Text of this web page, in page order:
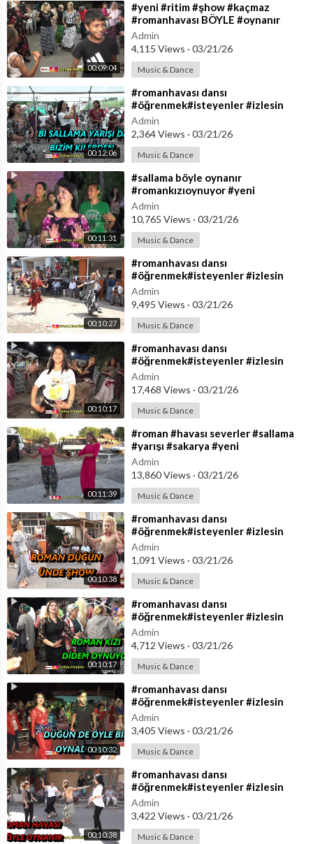
00:09:04
⁣#yeni #ritim #şhow #kaçmaz
#romanhavası BÖYLE #oynanır
#romandüğünleri #2022
#toprakprodüksiyon
Admin
4,115 Views · 03/21/26
Music & Dance
00:12:06
⁣#romanhavası dansı
#öğrenmek#isteyenler #izlesin
#yeni #romandüğünleri #ritimşhow
#toprakprodüksiyon
Admin
2,364 Views · 03/21/26
Music & Dance
00:11:31
⁣#sallama böyle oynanır
#romankızıoynuyor #yeni
#romandüğünleri2022 #ritimyarışı
#toprakprodüksiyon
Admin
10,765 Views · 03/21/26
Music & Dance
00:10:27
⁣#romanhavası dansı
#öğrenmek#isteyenler #izlesin
#yeni #romandüğünleri #ritimşhow
#toprakprodüksiyon
Admin
9,495 Views · 03/21/26
Music & Dance
00:10:17
⁣#romanhavası dansı
#öğrenmek#isteyenler #izlesin
#yeni #romandüğünleri #ritimşhow
#toprakprodüksiyon
Admin
17,468 Views · 03/21/26
Music & Dance
00:11:39
⁣#roman #havası severler #sallama
#yarışı #sakarya #yeni
#romandüğünleri toprak
prodüksiyon
Admin
13,860 Views · 03/21/26
Music & Dance
00:10:38
⁣#romanhavası dansı
#öğrenmek#isteyenler #izlesin
#yeni #romandüğünleri #ritimşhow
#toprakprodüksiyon
Admin
1,091 Views · 03/21/26
Music & Dance
00:10:17
⁣#romanhavası dansı
#öğrenmek#isteyenler #izlesin
#yeni #romandüğünleri #ritimşhow
#toprakprodüksiyon
Admin
4,712 Views · 03/21/26
Music & Dance
00:10:32
⁣#romanhavası dansı
#öğrenmek#isteyenler #izlesin
#yeni #romandüğünleri #ritimşhow
#toprakprodüksiyon
Admin
3,405 Views · 03/21/26
Music & Dance
00:10:38
⁣#romanhavası dansı
#öğrenmek#isteyenler #izlesin
#yeni #romandüğünleri #ritimşhow
#toprakprodüksiyon
Admin
3,422 Views · 03/21/26
Music & Dance